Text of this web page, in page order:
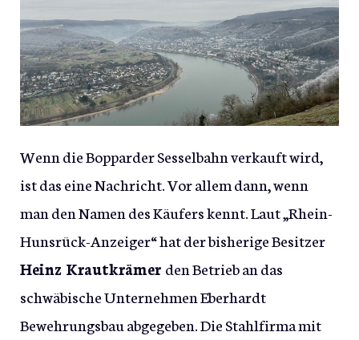
Wenn die Bopparder Sesselbahn verkauft wird,
ist das eine Nachricht. Vor allem dann, wenn
man den Namen des Käufers kennt. Laut „Rhein-
Hunsrück-Anzeiger“ hat der bisherige Besitzer
Heinz Krautkrämer den Betrieb an das
schwäbische Unternehmen Eberhardt
Bewehrungsbau abgegeben. Die Stahlfirma mit